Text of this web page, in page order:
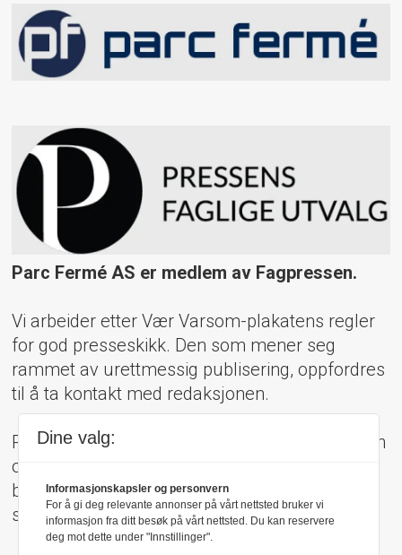
Parc Fermé AS er medlem av Fagpressen.
Vi arbeider etter Vær Varsom-plakatens regler
for god presseskikk. Den som mener seg
rammet av urettmessig publisering, oppfordres
til å ta kontakt med redaksjonen.
Pressens Faglige Utvalg (PFU) er et klageorgan
oppnevnt av Norsk Presseforbund som
behandler klager mot mediene i presseetiske
spørsmål.
Dine valg:
Informasjonskapsler og personvern
For å gi deg relevante annonser på vårt nettsted bruker vi
informasjon fra ditt besøk på vårt nettsted. Du kan reservere
deg mot dette under "Innstillinger".